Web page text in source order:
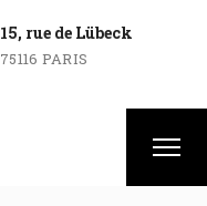
15, rue de Lübeck
75116 PARIS